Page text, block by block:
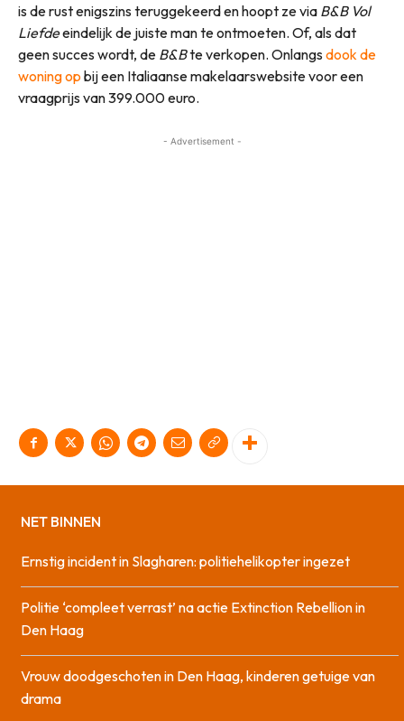
is de rust enigszins teruggekeerd en hoopt ze via B&B Vol
Liefdeeindelijk de juiste man te ontmoeten. Of, als dat
geen succes wordt, de B&Bte verkopen. Onlangs dook de
woning op bij een Italiaanse makelaarswebsite voor een
vraagprijs van 399.000 euro.
- Advertisement -
NET BINNEN
Ernstig incident in Slagharen: politiehelikopter ingezet
Politie ‘compleet verrast’ na actie Extinction Rebellion in
Den Haag
Vrouw doodgeschoten in Den Haag, kinderen getuige van
drama